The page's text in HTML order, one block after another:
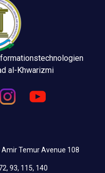
al-Khwarizmi
Temur Avenue 108
93, 115, 140